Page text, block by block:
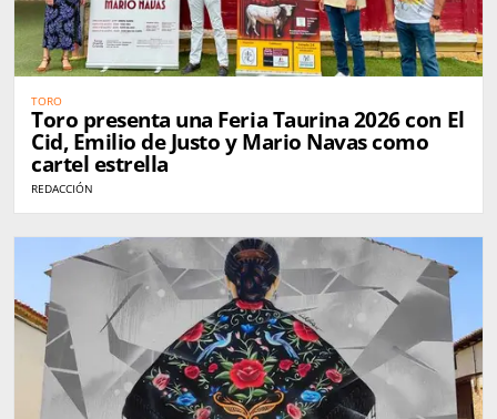
TORO
Toro presenta una Feria Taurina 2026 con El
Cid, Emilio de Justo y Mario Navas como
cartel estrella
REDACCIÓN